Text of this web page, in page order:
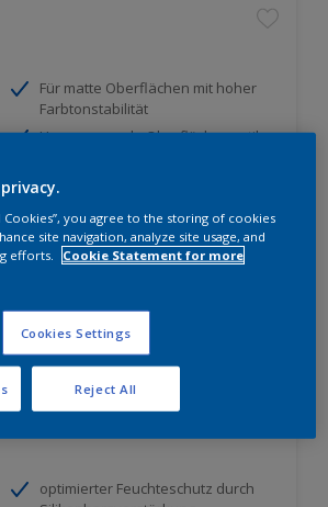
Für matte Oberflächen mit hoher
Farbtonstabilität
Hervorragende Oberflächenoptik
erhältlich
optimierter Feuchteschutz durch
Cookies”, you agree to the storing of cookies
site navigation, analyze site usage, and
efforts.
Cookie Statement for more
Cookies Settings
Reject All